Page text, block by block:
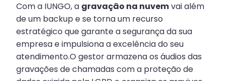
Com a IUNGO, a gravação na nuvemvai além
de um backup e se torna um recurso
estratégico que garante a segurança da sua
empresa e impulsiona a excelência do seu
atendimento.O gestor armazena os áudios das
gravações de chamadas com a proteção de